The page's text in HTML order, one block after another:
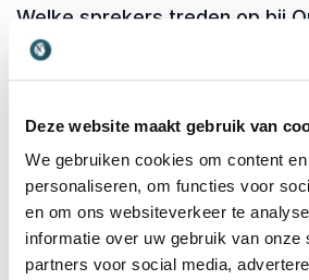
Deze website maakt gebruik van
We gebruiken cookies om content
personaliseren, om functies voor
en om ons websiteverkeer te
informatie over uw gebruik van onze
partners voor social media,
Welke sprekers treden op bij
In welke steden worden de
georganiseerd?
Kan ik samenwerken of
Original Talks?